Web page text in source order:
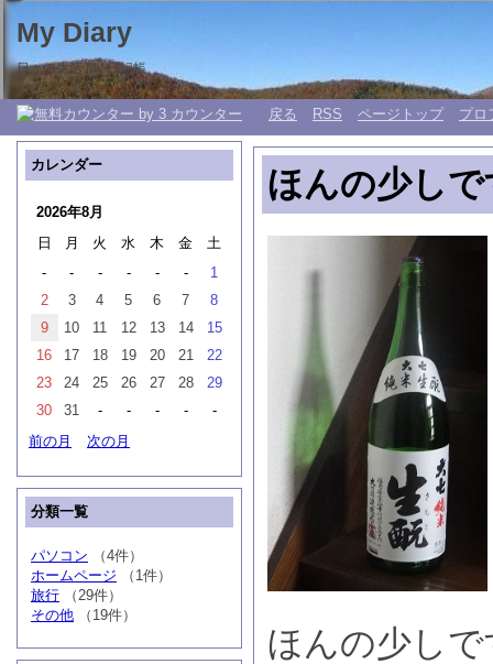
My Diary
日々の生活 My 日記帳。
戻る RSS ページトップ プロ
ほんの少し
ほんの少し
カレンダー
2026年8月
日
月 火 水 木 金
土
-
- - - - -
1
2
3 4 5 6 7
8
9
10 11 12 13 14
15
16
17 18 19 20 21
22
23
24 25 26 27 28
29
30
31 - - - -
-
前の月
次の月
分類一覧
パソコン （4件）
ホームページ （1件）
旅行 （29件）
その他 （19件）